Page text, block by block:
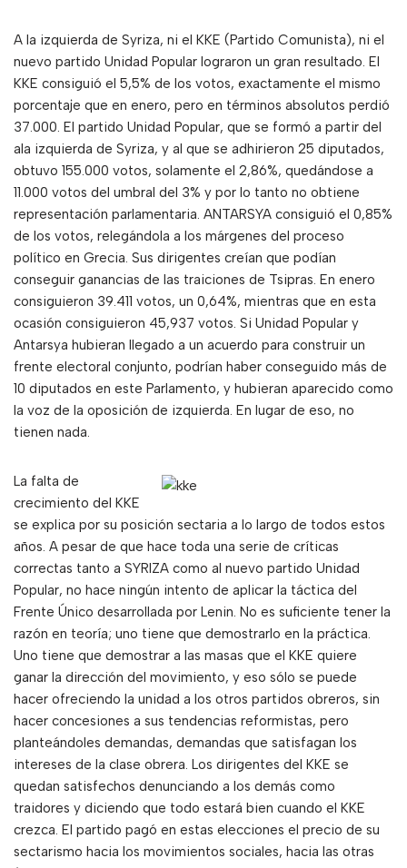
A la izquierda de Syriza, ni el KKE (Partido Comunista), ni el
nuevo partido Unidad Popular lograron un gran resultado. El
KKE consiguió el 5,5% de los votos, exactamente el mismo
porcentaje que en enero, pero en términos absolutos perdió
37.000. El partido Unidad Popular, que se formó a partir del
ala izquierda de Syriza, y al que se adhirieron 25 diputados,
obtuvo 155.000 votos, solamente el 2,86%, quedándose a
11.000 votos del umbral del 3% y por lo tanto no obtiene
representación parlamentaria. ANTARSYA consiguió el 0,85%
de los votos, relegándola a los márgenes del proceso
político en Grecia. Sus dirigentes creían que podían
conseguir ganancias de las traiciones de Tsipras. En enero
consiguieron 39.411 votos, un 0,64%, mientras que en esta
ocasión consiguieron 45,937 votos. Si Unidad Popular y
Antarsya hubieran llegado a un acuerdo para construir un
frente electoral conjunto, podrían haber conseguido más de
10 diputados en este Parlamento, y hubieran aparecido como
la voz de la oposición de izquierda. En lugar de eso, no
tienen nada.
La falta de
crecimiento del KKE
se explica por su posición sectaria a lo largo de todos estos
años. A pesar de que hace toda una serie de críticas
correctas tanto a SYRIZA como al nuevo partido Unidad
Popular, no hace ningún intento de aplicar la táctica del
Frente Único desarrollada por Lenin. No es suficiente tener la
razón en teoría; uno tiene que demostrarlo en la práctica.
Uno tiene que demostrar a las masas que el KKE quiere
ganar la dirección del movimiento, y eso sólo se puede
hacer ofreciendo la unidad a los otros partidos obreros, sin
hacer concesiones a sus tendencias reformistas, pero
planteándoles demandas, demandas que satisfagan los
intereses de la clase obrera. Los dirigentes del KKE se
quedan satisfechos denunciando a los demás como
traidores y diciendo que todo estará bien cuando el KKE
crezca. El partido pagó en estas elecciones el precio de su
sectarismo hacia los movimientos sociales, hacia las otras